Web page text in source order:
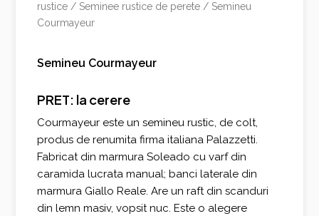
rustice / Seminee rustice de perete / Semineu
Courmayeur
Semineu Courmayeur
PRET: la cerere
Courmayeur este un semineu rustic, de colt,
produs de renumita firma italiana Palazzetti.
Fabricat din marmura Soleado cu varf din
caramida lucrata manual; banci laterale din
marmura Giallo Reale. Are un raft din scanduri
din lemn masiv, vopsit nuc. Este o alegere